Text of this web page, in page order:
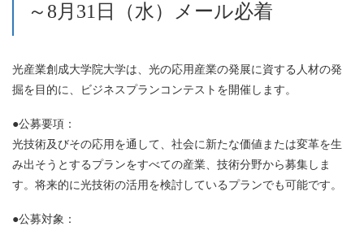
～8月31日（水）メール必着
光産業創成大学院大学は、光の応用産業の発展に資する人材の発
掘を目的に、ビジネスプランコンテストを開催します。
●公募要項：
光技術及びその応用を通して、社会に新たな価値または変革を生
み出そうとするプランをすべての産業、技術分野から募集しま
す。将来的に光技術の活用を検討しているプランでも可能です。
●公募対象：